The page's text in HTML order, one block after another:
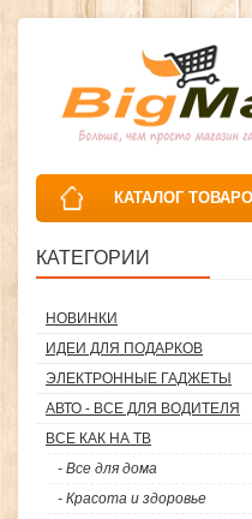
КАТАЛОГ
КАТЕГОРИИ
НОВИНКИ
ИДЕИ ДЛЯ ПОДАРКОВ
ЭЛЕКТРОННЫЕ ГАДЖЕТЫ
АВТО - ВСЕ ДЛЯ ВОДИТЕЛЯ
ВСЕ КАК НА ТВ
- Все для дома
- Красота и здоровье